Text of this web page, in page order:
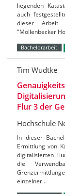
liegenden
auch
dieser Arbeit
"Möllenbecker
Bachelorarbeit
Tim Wudtke
Flur 3 der
Hochschule
In dieser
Ermittlung von
digitalisierten
die
einzelner…